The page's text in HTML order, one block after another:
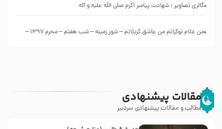
گالری تصاویر : شهادت پیامبر اکرم صلی الله علیه و آله
من غلام نوکراتم من عاشق کربلاتم – شور زمینه – شب هفتم – محرم 1397 –
مقالات پیشنهادی
مطالب و مقالات پیشنهادی سردبیر